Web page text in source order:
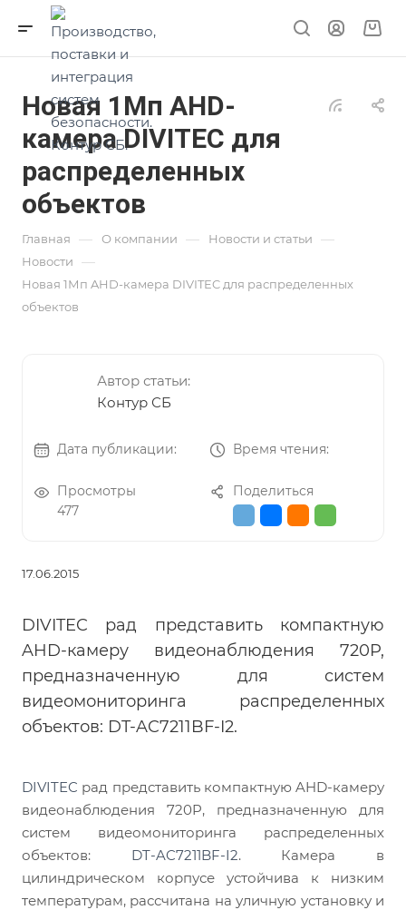
Новая 1Мп AHD-
камера DIVITEC для
распределенных
объектов
Главная — О компании — Новости и статьи —
Новости —
Новая 1Мп AHD-камера DIVITEC для распределенных
объектов
Автор статьи:
Контур СБ
Дата публикации: Время чтения:
Просмотры
477
Поделиться
17.06.2015
DIVITEC рад представить компактную
AHD-камеру видеонаблюдения 720P,
предназначенную для систем
видеомониторинга распределенных
объектов: DT-AC7211BF-I2.
DIVITEC рад представить компактную AHD-камеру
видеонаблюдения 720P, предназначенную для
систем видеомониторинга распределенных
объектов: DT-AC7211BF-I2. Камера в
цилиндрическом корпусе устойчива к низким
температурам, рассчитана на уличную установку и